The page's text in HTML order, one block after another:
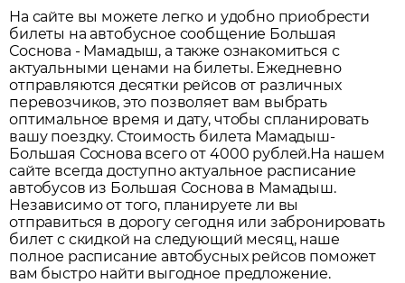
На сайте вы можете легко и удобно приобрести
билеты на автобусное сообщение Большая
Соснова - Мамадыш, а также ознакомиться с
актуальными ценами на билеты. Ежедневно
отправляются десятки рейсов от различных
перевозчиков, это позволяет вам выбрать
оптимальное время и дату, чтобы спланировать
вашу поездку. Стоимость билета Мамадыш-
Большая Соснова всего от 4000 рублей.На нашем
сайте всегда доступно актуальное расписание
автобусов из Большая Соснова в Мамадыш.
Независимо от того, планируете ли вы
отправиться в дорогу сегодня или забронировать
билет с скидкой на следующий месяц, наше
полное расписание автобусных рейсов поможет
вам быстро найти выгодное предложение.